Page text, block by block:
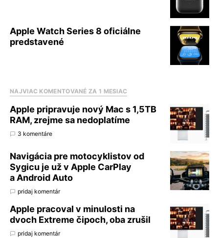
Apple Watch Series 8 oficiálne
predstavené
NAJVIAC KOMENTOVANÉ ZA 1 MESIAC
Apple pripravuje nový Mac s 1,5TB
RAM, zrejme sa nedoplatíme
3 komentáre
Navigácia pre motocyklistov od
Sygicu je už v Apple CarPlay
a Android Auto
pridaj komentár
Apple pracoval v minulosti na
dvoch Extreme čipoch, oba zrušil
pridaj komentár